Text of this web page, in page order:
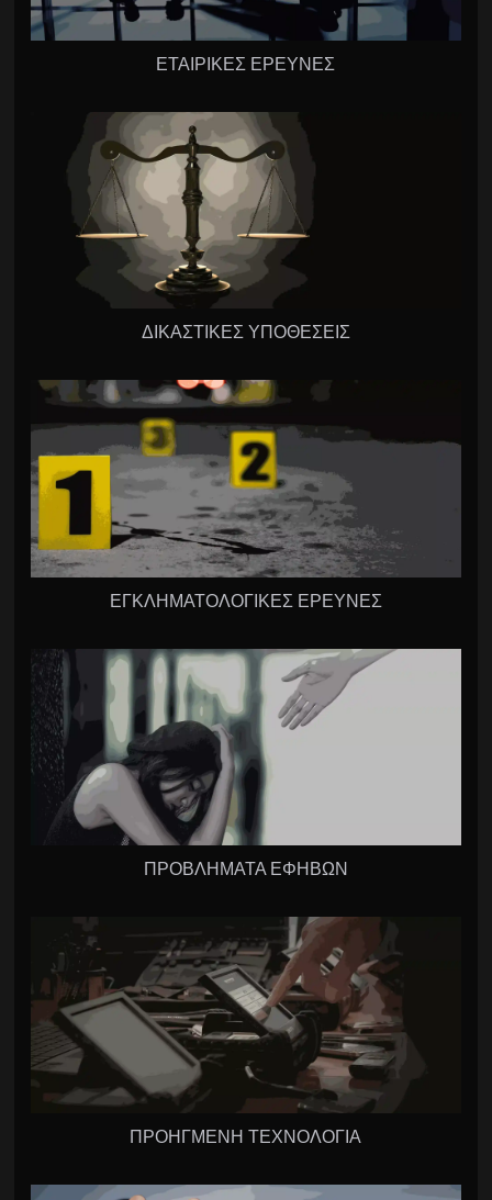
ΕΤΑΙΡΙΚΕΣ ΕΡΕΥΝΕΣ
ΔΙΚΑΣΤΙΚΕΣ ΥΠΟΘΕΣΕΙΣ
ΕΓΚΛΗΜΑΤΟΛΟΓΙΚΕΣ ΕΡΕΥΝΕΣ
ΠΡΟΒΛΗΜΑΤΑ ΕΦΗΒΩΝ
ΠΡΟΗΓΜΕΝΗ ΤΕΧΝΟΛΟΓΙΑ